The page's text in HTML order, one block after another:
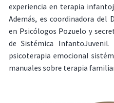
experiencia en terapia
Además, es coordinadora del
en Psicólogos Pozuelo y
de Sistémica
psicoterapia emocional
manuales sobre terapia